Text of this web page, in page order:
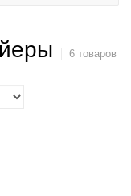
6 товаров